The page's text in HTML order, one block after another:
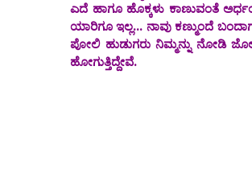
ಎದೆ ಹಾಗೂ ಹೊಕ್ಕಳು ಕಾಣುವಂತೆ
ಯಾರಿಗೂ ಇಲ್ಲ... ನಾವು ಕಣ್ಮುಂದೆ
ಪೋಲಿ ಹುಡುಗರು ನಿಮ್ಮನ್ನು ನೋಡಿ
ಹೋಗುತ್ತಿದ್ದೇವೆ.